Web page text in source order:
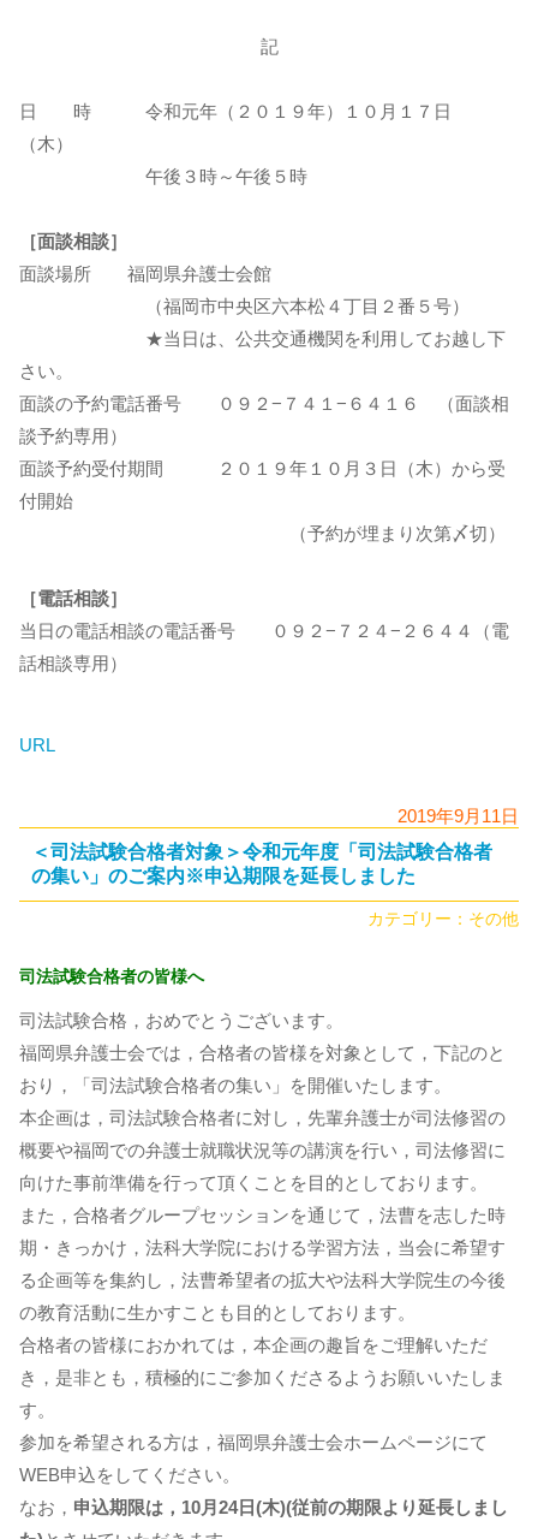
記
日 時 令和元年（２０１９年）１０月１７日
（木）
午後３時～午後５時
［面談相談］
面談場所 福岡県弁護士会館
（福岡市中央区六本松４丁目２番５号）
★当日は、公共交通機関を利用してお越し下
さい。
面談の予約電話番号 ０９２−７４１−６４１６ （面談相
談予約専用）
面談予約受付期間 ２０１９年１０月３日（木）から受
付開始
（予約が埋まり次第〆切）
［電話相談］
当日の電話相談の電話番号 ０９２−７２４−２６４４（電
話相談専用）
URL
2019年9月11日
＜司法試験合格者対象＞令和元年度「司法試験合格者
の集い」のご案内※申込期限を延長しました
カテゴリー： その他
司法試験合格者の皆様へ
司法試験合格，おめでとうございます。
福岡県弁護士会では，合格者の皆様を対象として，下記のと
おり，「司法試験合格者の集い」を開催いたします。
本企画は，司法試験合格者に対し，先輩弁護士が司法修習の
概要や福岡での弁護士就職状況等の講演を行い，司法修習に
向けた事前準備を行って頂くことを目的としております。
また，合格者グループセッションを通じて，法曹を志した時
期・きっかけ，法科大学院における学習方法，当会に希望す
る企画等を集約し，法曹希望者の拡大や法科大学院生の今後
の教育活動に生かすことも目的としております。
合格者の皆様におかれては，本企画の趣旨をご理解いただ
き，是非とも，積極的にご参加くださるようお願いいたしま
す。
参加を希望される方は，福岡県弁護士会ホームページにて
WEB申込をしてください。
なお， 申込期限は，10月24日(木)(従前の期限より延長しまし